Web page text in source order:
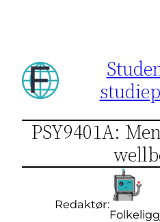
PSY9401A:
Redaktør: